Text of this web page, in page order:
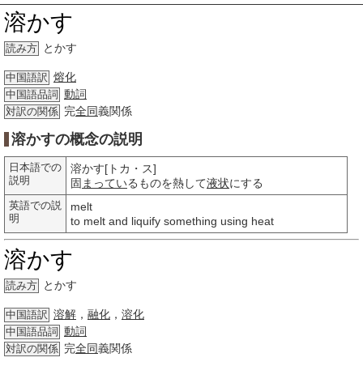
溶かす
読み方 とかす
中国語訳 熔化
中国語品詞 動詞
対訳の関係 完全同義関係
溶かすの概念の説明
日本語での
説明
溶かす[トカ・ス]
固 まっているものを熱して液状にする
英語での説
明
melt
to melt and liquify something using heat
溶かす
読み方 とかす
中国語訳 溶解 ， 融化 ， 溶化
中国語品詞 動詞
対訳の関係 完全同義関係